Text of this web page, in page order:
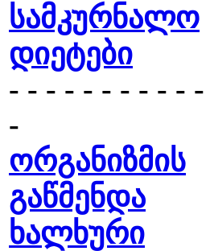
სამკურნალო
დიეტები
- - - - - - - - - -
-
ორგანიზმის
გაწმენდა
ხალხური